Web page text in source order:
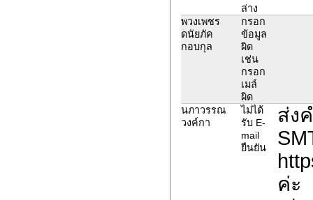
ล่าง
พวงเพชร
ดนัยภัค
กอบกุล
กรอก
ข้อมูล
ผิด
เช่น
กรอก
เมล์
ผิด
นภาวรรณ
วงค์กา
ไม่ได้
รับ E-
mail
ยืนยัน
ส่ง
ค่ะ